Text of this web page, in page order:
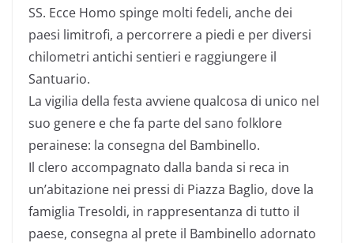
SS. Ecce Homo spinge molti fedeli, anche dei
paesi limitrofi, a percorrere a piedi e per diversi
chilometri antichi sentieri e raggiungere il
Santuario.
La vigilia della festa avviene qualcosa di unico nel
suo genere e che fa parte del sano folklore
perainese: la consegna del Bambinello.
Il clero accompagnato dalla banda si reca in
un’abitazione nei pressi di Piazza Baglio, dove la
famiglia Tresoldi, in rappresentanza di tutto il
paese, consegna al prete il Bambinello adornato